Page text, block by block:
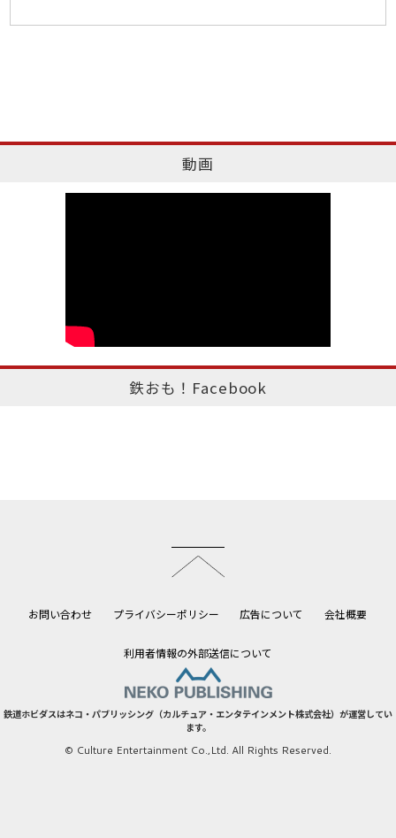
動画
鉄おも！Facebook
お問い合わせ プライバシーポリシー 広告について 会社概要
利用者情報の外部送信について
鉄道ホビダスはネコ・パブリッシング（カルチュア・エンタテインメント株式会社）が運営してい
ます。
© Culture Entertainment Co.,Ltd. All Rights Reserved.